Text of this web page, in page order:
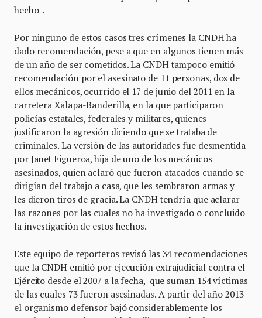
hecho-.
Por ninguno de estos casos tres crímenes la CNDH ha
dado recomendación, pese a que en algunos tienen más
de un año de ser cometidos. La CNDH tampoco emitió
recomendación por el asesinato de 11 personas, dos de
ellos mecánicos, ocurrido el 17 de junio del 2011 en la
carretera Xalapa-Banderilla, en la que participaron
policías estatales, federales y militares, quienes
justificaron la agresión diciendo que se trataba de
criminales. La versión de las autoridades fue desmentida
por Janet Figueroa, hija de uno de los mecánicos
asesinados, quien aclaró que fueron atacados cuando se
dirigían del trabajo a casa, que les sembraron armas y
les dieron tiros de gracia. La CNDH tendría que aclarar
las razones por las cuales no ha investigado o concluido
la investigación de estos hechos.
Este equipo de reporteros revisó las 34 recomendaciones
que la CNDH emitió por ejecución extrajudicial contra el
Ejército desde el 2007 a la fecha, que suman 154 víctimas
de las cuales 73 fueron asesinadas. A partir del año 2013
el organismo defensor bajó considerablemente los